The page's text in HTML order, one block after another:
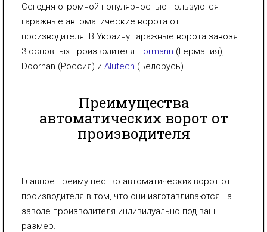
Сегодня огромной популярностью пользуются
гаражные автоматические ворота от
производителя. В Украину гаражные ворота завозят
3 основных производителя Hormann (Германия),
Doorhan (Россия) и Alutech (Белорусь).
Преимущества
автоматических ворот от
производителя
Главное преимущество автоматических ворот от
производителя в том, что они изготавливаются на
заводе производителя индивидуально под ваш
размер.